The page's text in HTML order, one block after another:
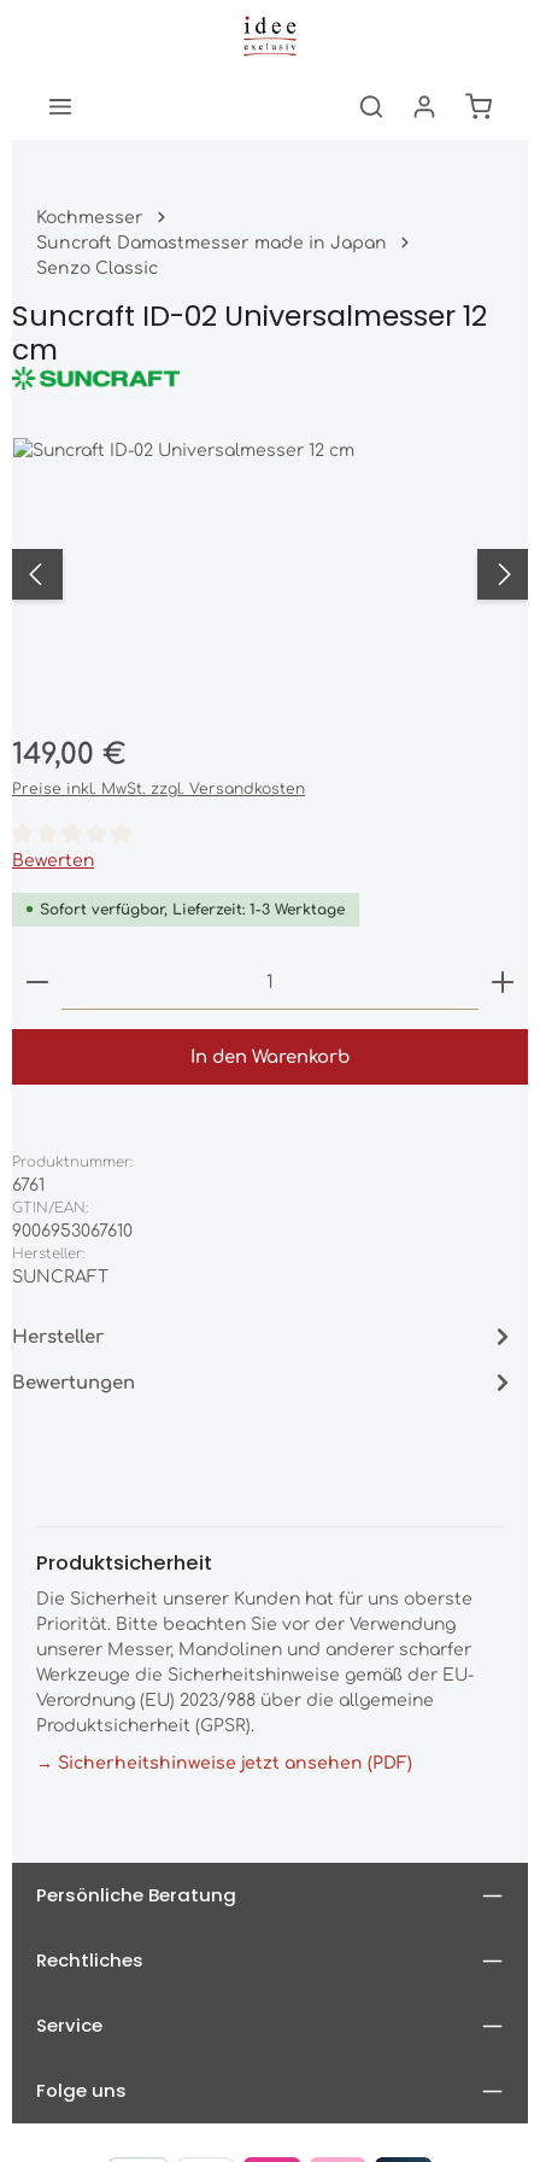
Zum Hauptinhalt springen
Kochmesser
Suncraft Damastmesser made in Japan
Senzo Classic
Suncraft ID-02 Universalmesser 12
cm
Bildergalerie überspringen
Regulärer Preis:
149,00 €
Preise inkl. MwSt. zzgl. Versandkosten
Durchschnittliche Bewertung von 0 von 5 Sternen
Bewerten
Sofort verfügbar, Lieferzeit: 1-3 Werktage
Produkt Anzahl: Gib den gewünschten Wert
In den Warenkorb
Produktnummer:
6761
GTIN/EAN:
9006953067610
Hersteller:
SUNCRAFT
Hersteller
Bewertungen
Produktsicherheit
Die Sicherheit unserer Kunden hat für uns oberste
Priorität. Bitte beachten Sie vor der Verwendung
unserer Messer, Mandolinen und anderer scharfer
Werkzeuge die Sicherheitshinweise gemäß der EU-
Verordnung (EU) 2023/988 über die allgemeine
Produktsicherheit (GPSR).
→ Sicherheitshinweise jetzt ansehen (PDF)
Persönliche Beratung
Rechtliches
Service
Folge uns